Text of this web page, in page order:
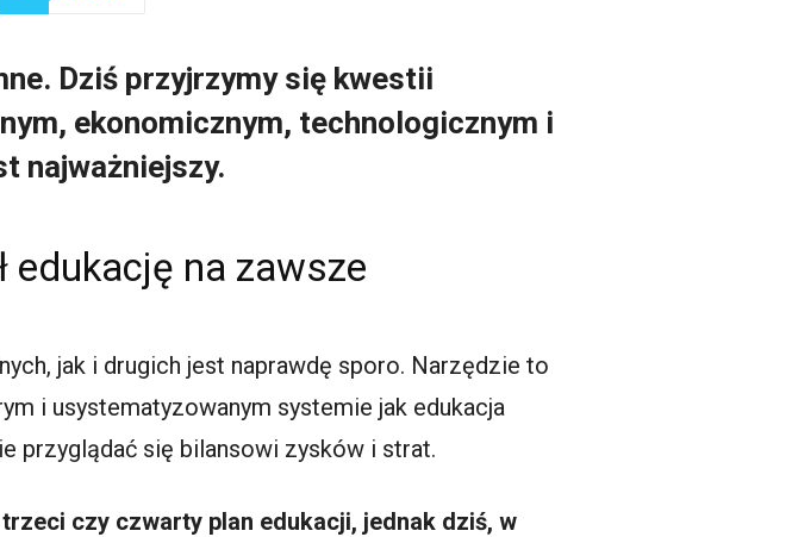
Dziś przyjrzymy się kwestii
ekonomicznym, technologicznym i
najważniejszy.
edukację na zawsze
jak i drugich jest naprawdę sporo. Narzędzie to
i usystematyzowanym systemie jak edukacja
przyglądać się bilansowi zysków i strat.
czy czwarty plan edukacji, jednak dziś, w